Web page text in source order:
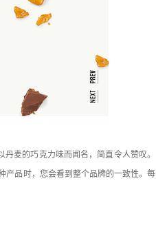
麦的巧克力味而闻名，简直令人赞叹。
产品时，您会看到整个品牌的一致性。每